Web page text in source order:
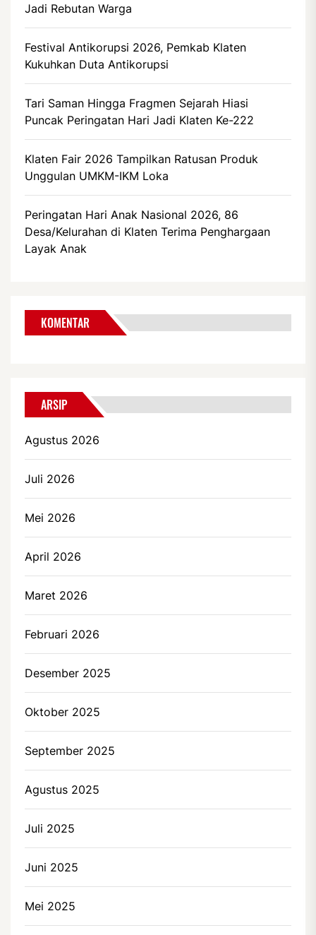
Jadi Rebutan Warga
Festival Antikorupsi 2026, Pemkab Klaten
Kukuhkan Duta Antikorupsi
Tari Saman Hingga Fragmen Sejarah Hiasi
Puncak Peringatan Hari Jadi Klaten Ke-222
Klaten Fair 2026 Tampilkan Ratusan Produk
Unggulan UMKM-IKM Loka
Peringatan Hari Anak Nasional 2026, 86
Desa/Kelurahan di Klaten Terima Penghargaan
Layak Anak
KOMENTAR
ARSIP
Agustus 2026
Juli 2026
Mei 2026
April 2026
Maret 2026
Februari 2026
Desember 2025
Oktober 2025
September 2025
Agustus 2025
Juli 2025
Juni 2025
Mei 2025